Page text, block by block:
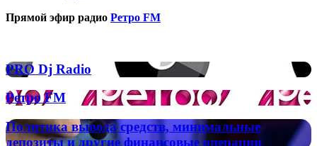
Прямой эфир радио Ретро FM
PRO
Dj
Radio
PRO Dj Radio
Ретро
FM
Ретро FM
Политика
вывода
Политика вывода средств, минимальные
депозиты и другие финансовые операции